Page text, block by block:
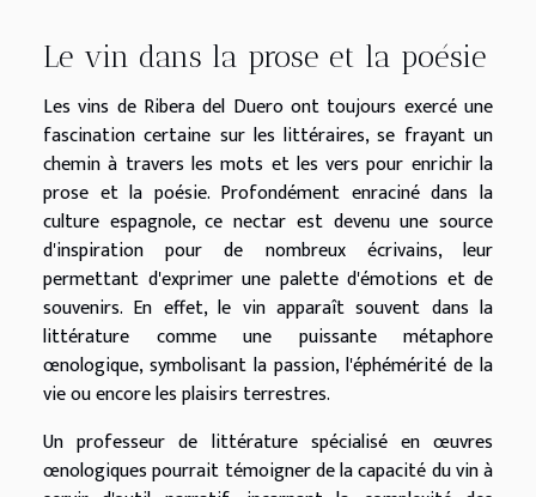
Le vin dans la prose et la poésie
Les vins de Ribera del Duero ont toujours exercé une
fascination certaine sur les littéraires, se frayant un
chemin à travers les mots et les vers pour enrichir la
prose et la poésie. Profondément enraciné dans la
culture espagnole, ce nectar est devenu une source
d'inspiration pour de nombreux écrivains, leur
permettant d'exprimer une palette d'émotions et de
souvenirs. En effet, le vin apparaît souvent dans la
littérature comme une puissante métaphore
œnologique, symbolisant la passion, l'éphémérité de la
vie ou encore les plaisirs terrestres.
Un professeur de littérature spécialisé en œuvres
œnologiques pourrait témoigner de la capacité du vin à